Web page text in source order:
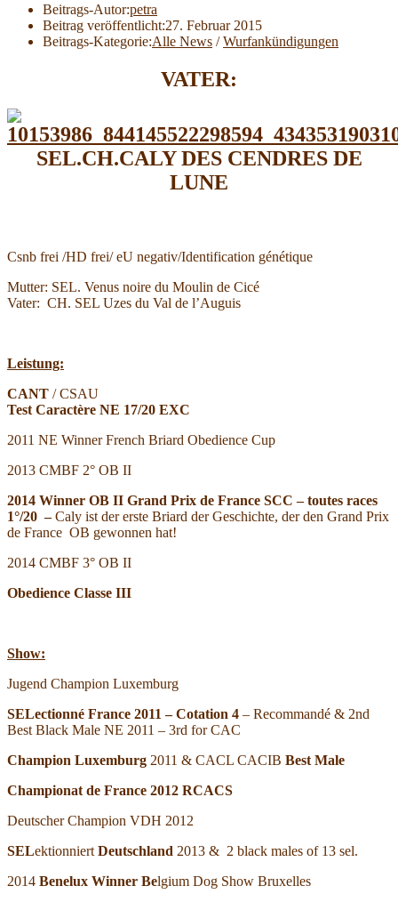
Beitrags-Autor:petra
Beitrag veröffentlicht:27. Februar 2015
Beitrags-Kategorie:Alle News / Wurfankündigungen
VATER:
SEL.CH.CALY DES CENDRES DE
LUNE
Csnb frei /HD frei/ eU negativ/Identification génétique
Mutter: SEL. Venus noire du Moulin de Cicé
Vater: CH. SEL Uzes du Val de l’Auguis
Leistung:
CANT / CSAU
Test Caractère NE 17/20 EXC
2011 NE Winner French Briard Obedience Cup
2013 CMBF 2° OB II
2014 Winner OB II Grand Prix de France SCC – toutes races
1°/20 –Caly ist der erste Briard der Geschichte, der den Grand Prix
de France OB gewonnen hat!
2014 CMBF 3° OB II
Obedience Classe III
Show:
Jugend Champion Luxemburg
SELectionné France 2011 –Cotation 4 – Recommandé & 2nd
Best Black Male NE 2011 – 3rd for CAC
Champion Luxemburg 2011 & CACL CACIB Best Male
Championat de France 2012 RCACS
Deutscher Champion VDH 2012
SELektionniert Deutschland 2013 & 2 black males of 13 sel.
2014 Benelux Winner Belgium Dog Show Bruxelles